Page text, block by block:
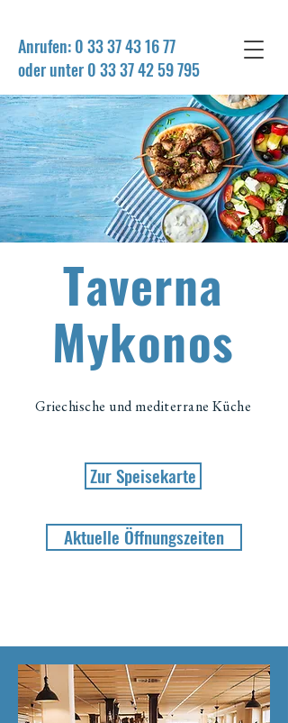
Anrufen:0 33 37 43 16 77
oder unter 0 33 37 42 59 795
Taverna
Mykonos
Griechische und mediterrane Küche
Zur Speisekarte
Aktuelle Öffnungszeiten